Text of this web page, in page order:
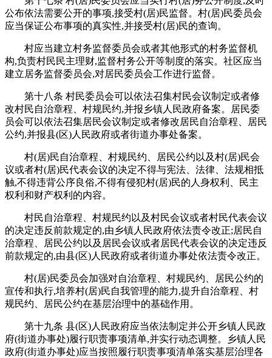
公布依法需要公开的事项,接受村(居)民监督。村(居)民委员会
应当保证公布事项的真实性,并接受村(居)民的查询。
村应当建立村务监督委员会或者其他形式的村务监督机
构,负责村民民主理财,监督村务公开等制度的落实。社区应当
建立居务监督委员会,对居民委员会工作进行监督。
第十八条 村民委员会可以依法召集村民会议制定或者修
改村民自治章程、村规民约,并报乡镇人民政府备案。居民委
员会可以依法召集居民会议制定或者修改居民自治章程、居民
公约,并报县(区)人民政府或者街道办事处备案。
村(居)民自治章程、村规民约、居民公约以及村(居)民会
议或者村(居)民代表会议的决定不得与宪法、法律、法规相抵
触,不得违背公序良俗,不得有侵犯村(居)民的人身权利、民主
权利和财产权利的内容。
村民自治章程、村规民约以及村民会议或者村民代表会议
的决定违反前款规定的,由乡镇人民政府依法责令改正;居民自
治章程、居民公约以及居民会议或者居民代表会议的决定违反
前款规定的,由县(区)人民政府或者街道办事处依法责令改正。
村(居)民委员会加强对自治章程、村规民约、居民公约的
宣传和执行,培养村(居)民自我管理的能力,提升自治章程、村
规民约、居民公约在基层治理中的基础作用。
第十九条 县(区)人民政府应当依法制定并公开乡镇人民政
府(街道办事处)履行职责事项清单,并实行动态调整。乡镇人民
政府(街道办事处)应当按照履行职责事项清单落实基层治理各